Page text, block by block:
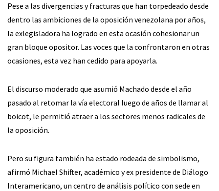
Pese a las divergencias y fracturas que han torpedeado desde
dentro las ambiciones de la oposición venezolana por años,
la exlegisladora ha logrado en esta ocasión cohesionar un
gran bloque opositor. Las voces que la confrontaron en otras
ocasiones, esta vez han cedido para apoyarla.
El discurso moderado que asumió Machado desde el año
pasado al retomar la vía electoral luego de años de llamar al
boicot, le permitió atraer a los sectores menos radicales de
la oposición.
Pero su figura también ha estado rodeada de simbolismo,
afirmó Michael Shifter, académico y ex presidente de Diálogo
Interamericano, un centro de análisis político con sede en